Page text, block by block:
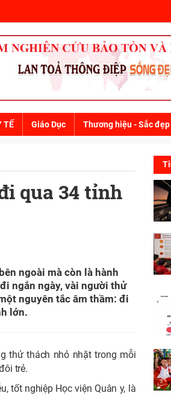
TẾ Giáo Dục Thương hiệu - Sắc đẹp
qua 34 tỉnh
ngoài mà còn là hành
ngắn ngày, vài người thử
nguyên tắc âm thầm: đi
lớn.
thử thách nhỏ nhặt trong mỗi
trẻ.
tốt nghiệp Học viện Quân y, là